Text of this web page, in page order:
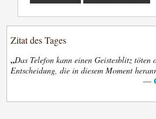
Zitat des Tages
„Das Telefon kann einen Geistesblitz töten
Entscheidung, die in diesem Moment
—